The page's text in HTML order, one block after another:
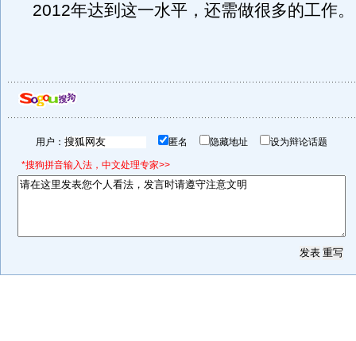
2012年达到这一水平，还需做很多的工作。
用户： 匿名 隐藏地址 设为辩论话题
*搜狗拼音输入法，中文处理专家>>